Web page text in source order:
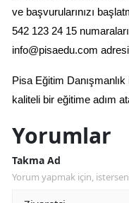
ve başvurularınızı
info@pisaedu.com
Pisa Eğitim
kaliteli bir eğitime adım
Yorumlar
Takma Ad
Yorum yapmak için,